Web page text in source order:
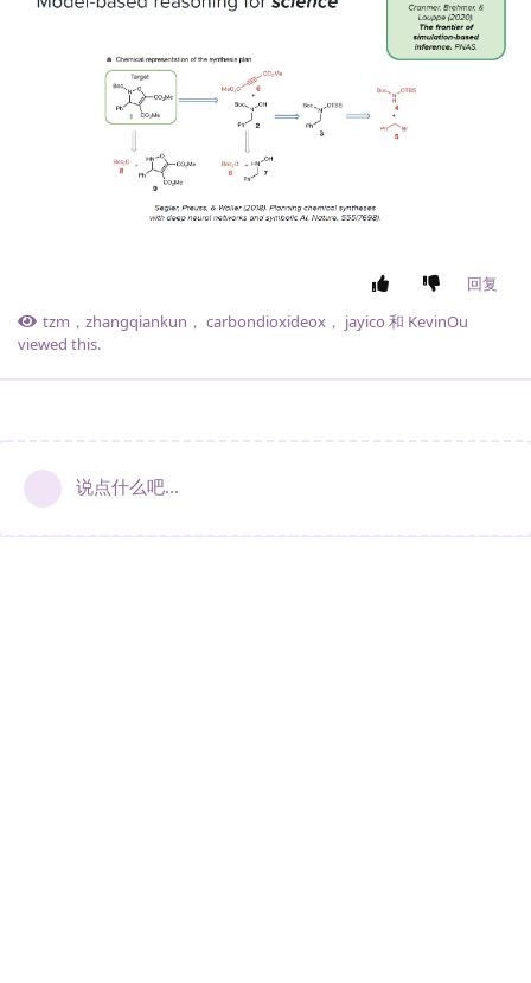
回复
tzm ， zhangqiankun ， carbondioxideox ， jayico 和 KevinOu
viewed this.
说点什么吧...